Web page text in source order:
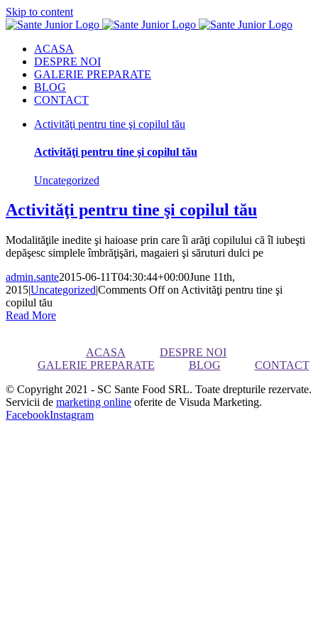
Skip to content
ACASA
DESPRE NOI
GALERIE PREPARATE
BLOG
CONTACT
Activităţi pentru tine şi copilul tău
Activităţi pentru tine şi copilul tău
Uncategorized
Activităţi pentru tine şi copilul tău
Modalităţile inedite şi haioase prin care îi arăţi copilului că îl iubeşti
depăşesc simplele îmbrăţişări, magaieri şi săruturi dulci pe
admin.sante2015-06-11T04:30:44+00:00June 11th,
2015|Uncategorized|Comments Offon Activităţi pentru tine şi
copilul tău
Read More
ACASA
DESPRE NOI
GALERIE PREPARATE
BLOG
CONTACT
© Copyright 2021 - SC Sante Food SRL. Toate drepturile rezervate.
Servicii de marketing online oferite de Visuda Marketing.
FacebookInstagram